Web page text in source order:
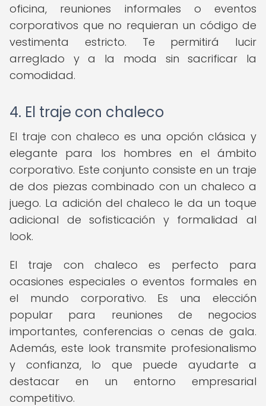
oficina, reuniones informales o eventos
corporativos que no requieran un código de
vestimenta estricto. Te permitirá lucir
arreglado y a la moda sin sacrificar la
comodidad.
4. El traje con chaleco
El traje con chaleco es una opción clásica y
elegante para los hombres en el ámbito
corporativo. Este conjunto consiste en un traje
de dos piezas combinado con un chaleco a
juego. La adición del chaleco le da un toque
adicional de sofisticación y formalidad al
look.
El traje con chaleco es perfecto para
ocasiones especiales o eventos formales en
el mundo corporativo. Es una elección
popular para reuniones de negocios
importantes, conferencias o cenas de gala.
Además, este look transmite profesionalismo
y confianza, lo que puede ayudarte a
destacar en un entorno empresarial
competitivo.